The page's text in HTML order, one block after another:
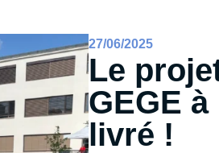
27/06/2025
Le
GEGE
livré !